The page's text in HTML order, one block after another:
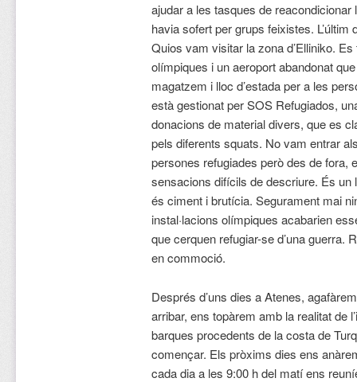
ajudar a les tasques de reacondicionar
havia sofert per grups feixistes.
Quios vam visitar la zona d’Elliniko. Es
olímpiques i un aeroport abandonat
magatzem i lloc d’estada per a les
està gestionat per SOS Refugiados,
donacions de material divers, que es
pels diferents squats. No vam entrar
persones refugiades però des de fora,
sensacions difícils de descriure. És un
és ciment i brutícia. Segurament mai
instal·lacions olímpiques acabarien
que cerquen refugiar-se d’una guerra.
en commoció.
Després d’uns dies a Atenes,
arribar, ens topàrem amb la realitat de
barques procedents de la costa de
començar. Els pròxims dies ens
cada dia a les 9:00 h del matí ens